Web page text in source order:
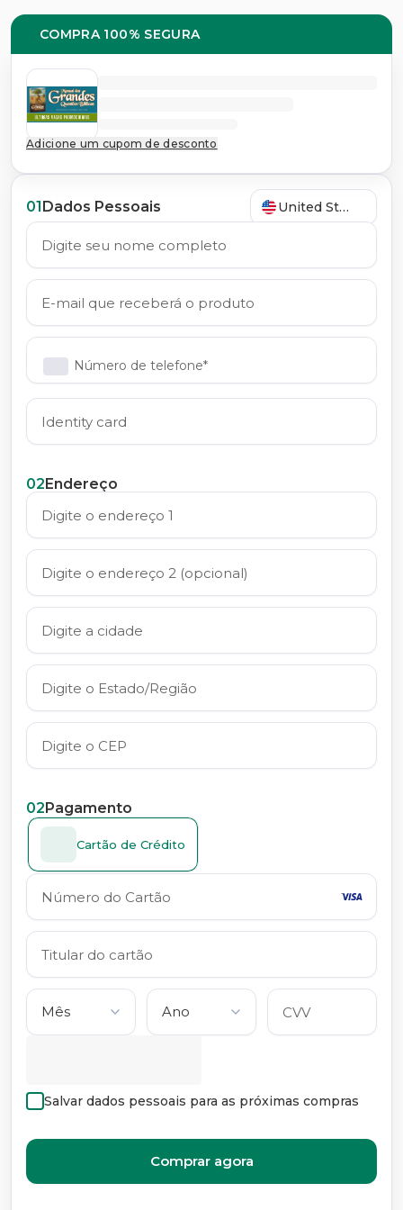
01Dados Pessoais United States
Número de telefone*
02Endereço
02Pagamento
Cartão de Crédito
Salvar dados pessoais para as próximas compras
Comprar agora
COMPRA 100% SEGURA
Adicione um cupom de desconto